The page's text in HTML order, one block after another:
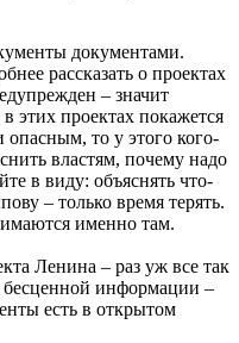
документами.
рассказать о проектах
– значит
этих проектах покажется
то у этого кого-
властям, почему надо
в виду: объяснять что-
– только время терять.
именно там.
Ленина – раз уж все так
информации –
есть в открытом